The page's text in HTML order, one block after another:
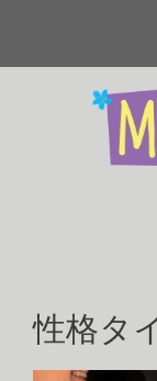
テ
性格タ